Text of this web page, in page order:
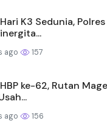
K3 Sedunia,
ago 157
ke-62, Rutan
ago 156